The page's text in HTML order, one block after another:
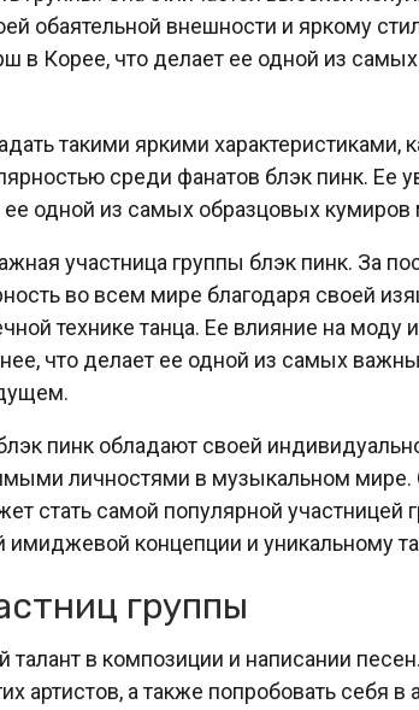
обаятельной внешности и яркому
в Корее, что делает ее одной из
такими яркими характеристиками,
среди фанатов блэк пинк. Ее
одной из самых образцовых
участница группы блэк пинк. За
во всем мире благодаря своей
технике танца. Ее влияние на моду
что делает ее одной из самых
пинк обладают своей
личностями в музыкальном мире.
стать самой популярной
концепции и уникальному
группы
талант в композиции и написании
артистов, а также попробовать себя в